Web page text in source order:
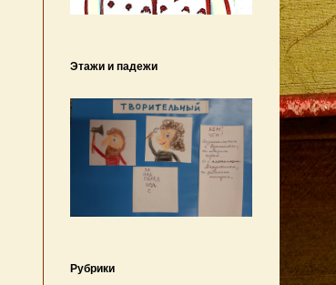
Этажи и падежи
Рубрики